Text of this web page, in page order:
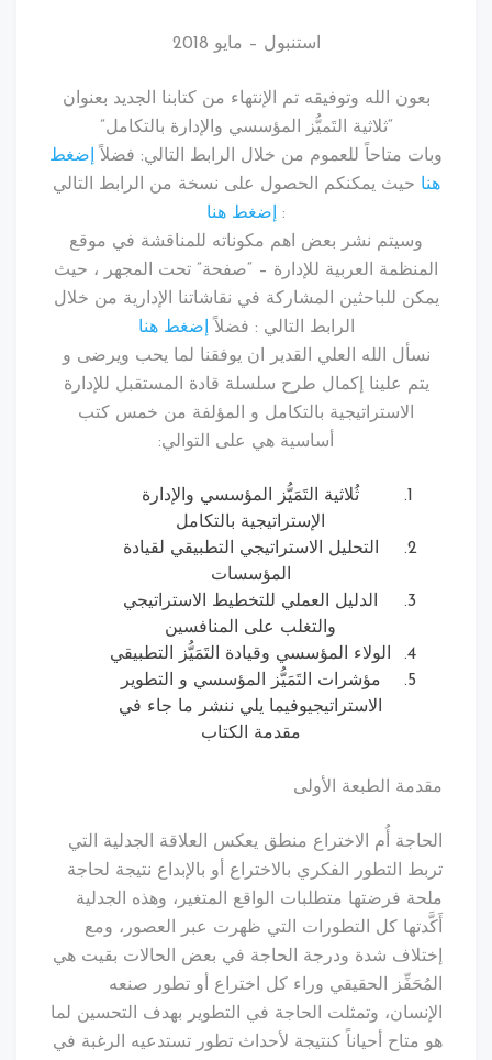
استنبول – مايو 2018
بعون الله وتوفيقه تم الإنتهاء من كتابنا الجديد بعنوان
“ثلاثية التَميُّز المؤسسي والإدارة بالتكامل”
وبات متاحاً للعموم من خلال الرابط التالي: فضلاً
إضغط
هنا حيث يمكنكم الحصول على نسخة من الرابط التالي
:
إضغط هنا
وسيتم نشر بعض اهم مكوناته للمناقشة في موقع
المنظمة العربية للإدارة – “صفحة” تحت المجهر ، حيث
يمكن للباحثين المشاركة في نقاشاتنا الإدارية من خلال
الرابط التالي : فضلاً
إضغط هنا
نسأل الله العلي القدير ان يوفقنا لما يحب ويرضى و
يتم علينا إكمال طرح سلسلة قادة المستقبل للإدارة
الاستراتيجية بالتكامل و المؤلفة من خمس كتب
أساسية هي على التوالي:
ثُلاثية التَمَيُّز المؤسسي والإدارة
الإستراتيجية بالتكامل
التحليل الاستراتيجي التطبيقي لقيادة
المؤسسات
الدليل العملي للتخطيط الاستراتيجي
والتغلب على المنافسين
الولاء المؤسسي وقيادة التَمَيُّز التطبيقي
مؤشرات التَمَيُّز المؤسسي و التطوير
الاستراتيجيوفيما يلي ننشر ما جاء في
مقدمة الكتاب
مقدمة الطبعة الأولى
الحاجة أُم الاختراع منطق يعكس العلاقة الجدلية التي
تربط التطور الفكري بالاختراع أو بالإبداع نتيجة لحاجة
ملحة فرضتها متطلبات الواقع المتغير، وهذه الجدلية
أَكَّدتها كل التطورات التي ظهرت عبر العصور، ومع
إختلاف شدة ودرجة الحاجة في بعض الحالات بقيت هي
المُحَفِّز الحقيقي وراء كل اختراع أو تطور صنعه
الإنسان، وتمثلت الحاجة في التطوير بهدف التحسين لما
هو متاح أحياناً كنتيجة لأحداث تطور تستدعيه الرغبة في